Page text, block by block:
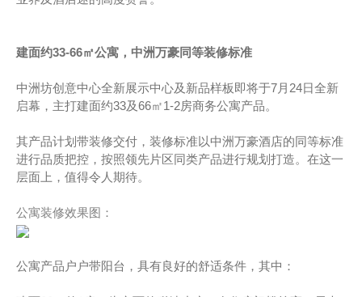
建面约33-66㎡公寓，中洲万豪同等装修标准
中洲坊创意中心全新展示中心及新品样板即将于7月24日全新
启幕，主打建面约33及66㎡1-2房商务公寓产品。
其产品计划带装修交付，装修标准以中洲万豪酒店的同等标准
进行品质把控，按照领先片区同类产品进行规划打造。在这一
层面上，值得令人期待。
公寓装修效果图：
公寓产品户户带阳台，具有良好的舒适条件，其中：